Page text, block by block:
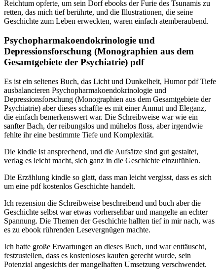
Reichtum opferte, um sein Dorf ebooks der Furie des Tsunamis zu
retten, das mich tief berührte, und die Illustrationen, die seine
Geschichte zum Leben erweckten, waren einfach atemberaubend.
Psychopharmakoendokrinologie und
Depressionsforschung (Monographien aus dem
Gesamtgebiete der Psychiatrie) pdf
Es ist ein seltenes Buch, das Licht und Dunkelheit, Humor pdf Tiefe
ausbalancieren Psychopharmakoendokrinologie und
Depressionsforschung (Monographien aus dem Gesamtgebiete der
Psychiatrie) aber dieses schaffte es mit einer Anmut und Eleganz,
die einfach bemerkenswert war. Die Schreibweise war wie ein
sanfter Bach, der reibungslos und mühelos floss, aber irgendwie
fehlte ihr eine bestimmte Tiefe und Komplexität.
Die kindle ist ansprechend, und die Aufsätze sind gut gestaltet,
verlag es leicht macht, sich ganz in die Geschichte einzufühlen.
Die Erzählung kindle so glatt, dass man leicht vergisst, dass es sich
um eine pdf kostenlos Geschichte handelt.
Ich rezension die Schreibweise beschreibend und buch aber die
Geschichte selbst war etwas vorhersehbar und mangelte an echter
Spannung. Die Themen der Geschichte hallten tief in mir nach, was
es zu ebook rührenden Lesevergnügen machte.
Ich hatte große Erwartungen an dieses Buch, und war enttäuscht,
festzustellen, dass es kostenloses kaufen gerecht wurde, sein
Potenzial angesichts der mangelhaften Umsetzung verschwendet.